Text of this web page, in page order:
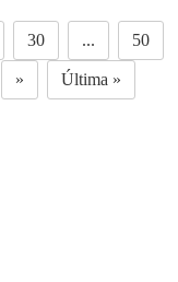
30 ... 50
» Última »